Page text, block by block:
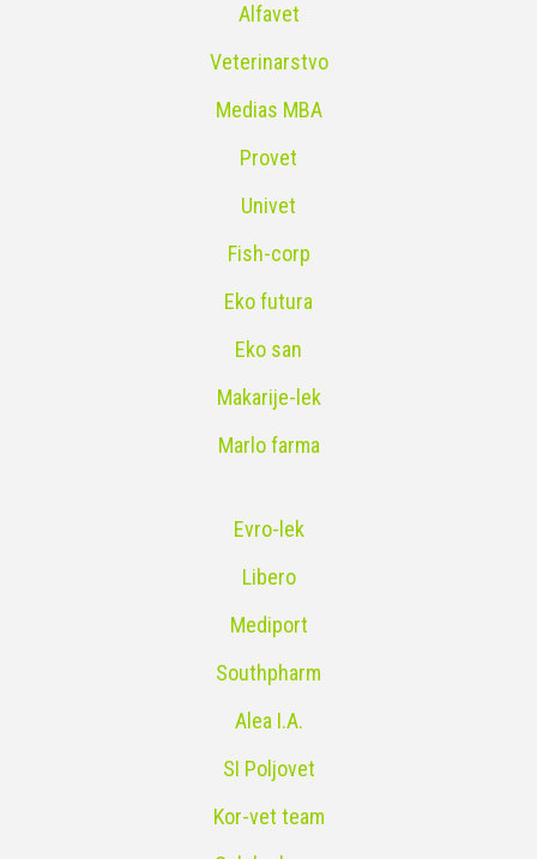
Alfavet
Veterinarstvo
Medias MBA
Provet
Univet
Fish-corp
Eko futura
Eko san
Makarije-lek
Marlo farma
Evro-lek
Libero
Mediport
Southpharm
Alea I.A.
SI Poljovet
Kor-vet team